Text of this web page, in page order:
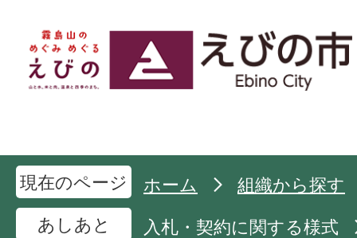
現在のページ ホーム
組織から探す
あしあと
入札・契約に関する様式